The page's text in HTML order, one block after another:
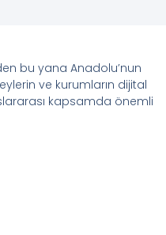
bu yana Anadolu’nun
ve kurumların dijital
kapsamda önemli